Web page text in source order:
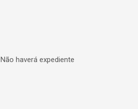
Não haverá expediente